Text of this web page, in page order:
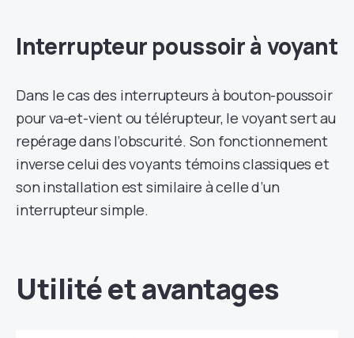
Interrupteur poussoir à voyant
Dans le cas des interrupteurs à bouton-poussoir
pour va-et-vient ou télérupteur, le voyant sert au
repérage dans l’obscurité. Son fonctionnement
inverse celui des voyants témoins classiques et
son installation est similaire à celle d’un
interrupteur simple.
Utilité et avantages